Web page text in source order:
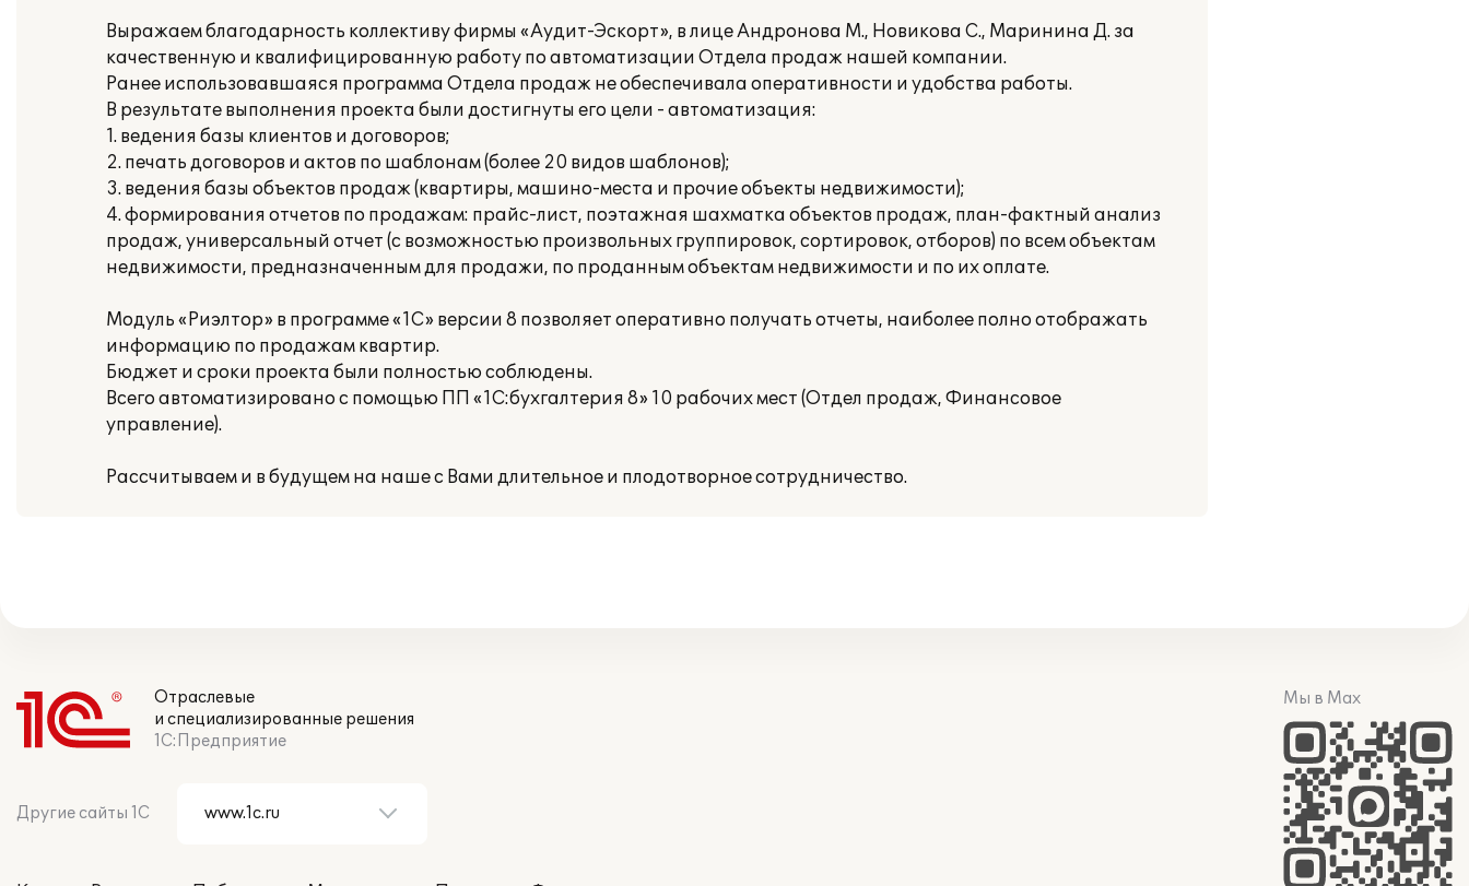
Выражаем благодарность коллективу фирмы «Аудит-Эскорт», в лице Андронова М., Новикова С., Маринина Д. за
качественную и квалифицированную работу по автоматизации Отдела продаж нашей компании.
Ранее использовавшаяся программа Отдела продаж не обеспечивала оперативности и удобства работы.
В результате выполнения проекта были достигнуты его цели - автоматизация:
1. ведения базы клиентов и договоров;
2. печать договоров и актов по шаблонам (более 20 видов шаблонов);
3. ведения базы объектов продаж (квартиры, машино-места и прочие объекты недвижимости);
4. формирования отчетов по продажам: прайс-лист, поэтажная шахматка объектов продаж, план-фактный анализ
продаж, универсальный отчет (с возможностью произвольных группировок, сортировок, отборов) по всем объектам
недвижимости, предназначенным для продажи, по проданным объектам недвижимости и по их оплате.
Модуль «Риэлтор» в программе «1С» версии 8 позволяет оперативно получать отчеты, наиболее полно отображать
информацию по продажам квартир.
Бюджет и сроки проекта были полностью соблюдены.
Всего автоматизировано с помощью ПП «1С:бухгалтерия 8» 10 рабочих мест (Отдел продаж, Финансовое
управление).
Рассчитываем и в будущем на наше с Вами длительное и плодотворное сотрудничество.
Отраслевые
и специализированные решения
1С:Предприятие
Другие сайты 1С
Мы в Max